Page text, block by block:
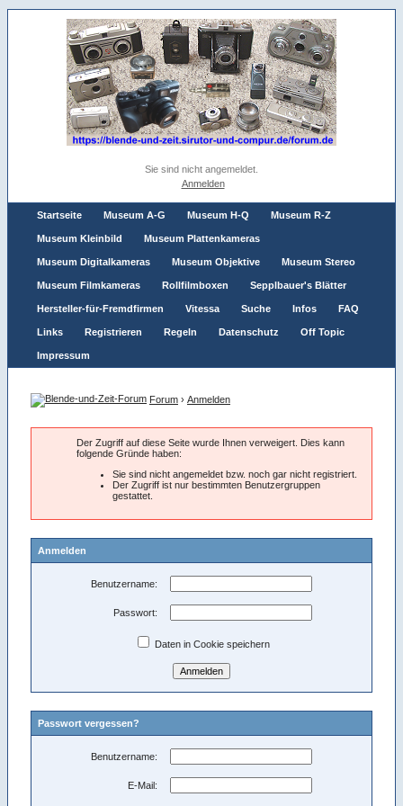
Sie sind nicht angemeldet.
Anmelden
Startseite Museum A-G Museum H-Q Museum R-Z
Museum Kleinbild Museum Plattenkameras
Museum Digitalkameras Museum Objektive Museum Stereo
Museum Filmkameras Rollfilmboxen Sepplbauer's Blätter
Hersteller-für-Fremdfirmen Vitessa Suche Infos FAQ
Links Registrieren Regeln Datenschutz Off Topic
Impressum
Forum › Anmelden
Der Zugriff auf diese Seite wurde Ihnen verweigert. Dies kann
folgende Gründe haben:
Sie sind nicht angemeldet bzw. noch gar nicht registriert.
Der Zugriff ist nur bestimmten Benutzergruppen
gestattet.
Anmelden
Benutzername:
Passwort:
Daten in Cookie speichern
Passwort vergessen?
Benutzername:
E-Mail: